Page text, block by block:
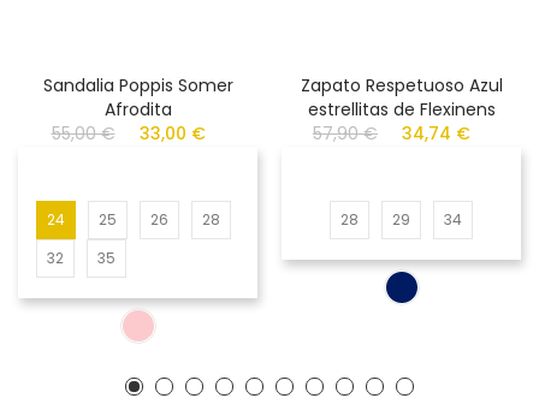
Sandalia Poppis Somer
Afrodita
55,00 €
33,00 €
24 25 26
28
32
35
Zapato Respetuoso Azul
estrellitas de Flexinens
57,90 €
34,74 €
28 29 34